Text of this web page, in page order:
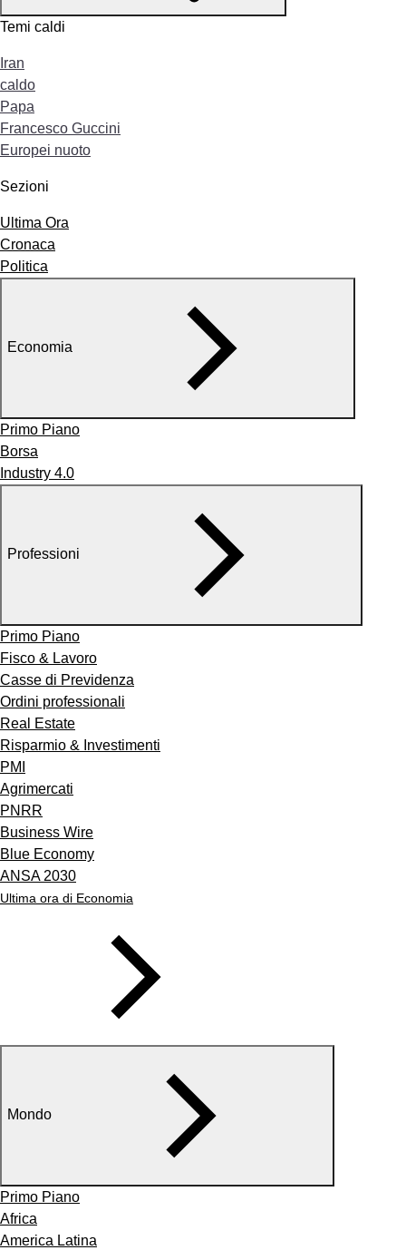
Temi caldi
Iran
caldo
Papa
Francesco Guccini
Europei nuoto
Sezioni
Ultima Ora
Cronaca
Politica
Economia
Primo Piano
Borsa
Industry 4.0
Professioni
Primo Piano
Fisco & Lavoro
Casse di Previdenza
Ordini professionali
Real Estate
Risparmio & Investimenti
PMI
Agrimercati
PNRR
Business Wire
Blue Economy
ANSA 2030
Ultima ora di Economia
Mondo
Primo Piano
Africa
America Latina